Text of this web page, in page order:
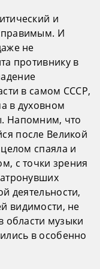
и
И
не
противнику в
в самом СССР,
в духовном
Напомним, что
после Великой
спаяла и
с точки зрения
деятельности,
видимости, не
области музыки
в особенно